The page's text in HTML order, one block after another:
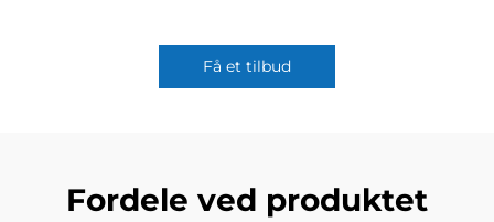
Få et tilbud
Fordele ved produktet